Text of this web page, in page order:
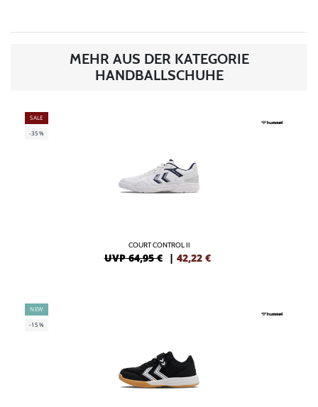
MEHR AUS DER KATEGORIE
HANDBALLSCHUHE
SALE
-35%
COURT CONTROL II
UVP 64,95 € | 42,22 €
NEW
-15%